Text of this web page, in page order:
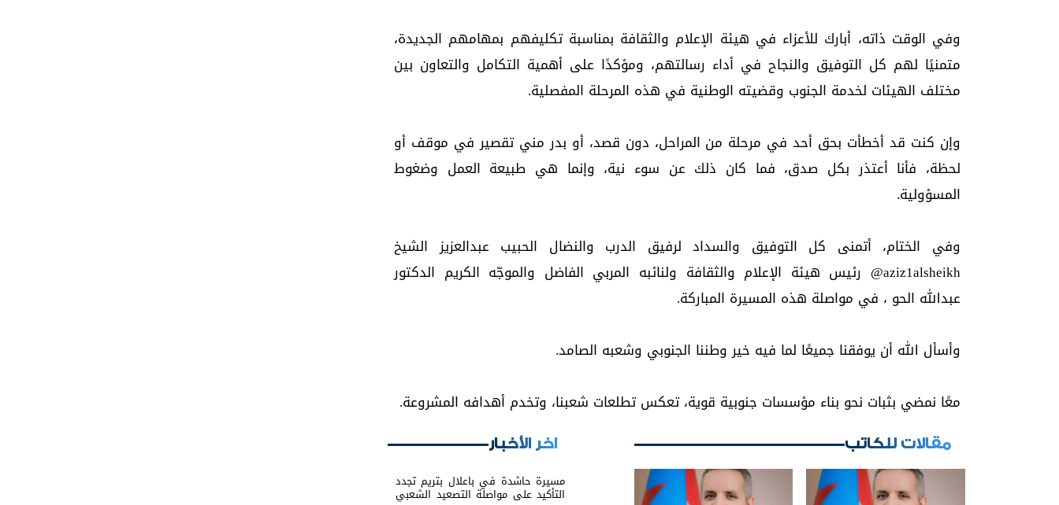
وفي الوقت ذاته، أبارك للأعزاء في هيئة الإعلام والثقافة بمناسبة تكليفهم بمهامهم الجديدة،
متمنيًا لهم كل التوفيق والنجاح في أداء رسالتهم، ومؤكدًا على أهمية التكامل والتعاون بين
مختلف الهيئات لخدمة الجنوب وقضيته الوطنية في هذه المرحلة المفصلية.
وإن كنت قد أخطأت بحق أحد في مرحلة من المراحل، دون قصد، أو بدر مني تقصير في موقف أو
لحظة، فأنا أعتذر بكل صدق، فما كان ذلك عن سوء نية، وإنما هي طبيعة العمل وضغوط
المسؤولية.
وفي الختام، أتمنى كل التوفيق والسداد لرفيق الدرب والنضال الحبيب عبدالعزيز الشيخ
‎@aziz1alsheikh رئيس هيئة الإعلام والثقافة ولنائبه المربي الفاضل والموجّه الكريم الدكتور
عبدالله الحو ، في مواصلة هذه المسيرة المباركة.
وأسأل الله أن يوفقنا جميعًا لما فيه خير وطننا الجنوبي وشعبه الصامد.
معًا نمضي بثبات نحو بناء مؤسسات جنوبية قوية، تعكس تطلعات شعبنا، وتخدم أهدافه المشروعة.
مقالات للكاتب اخر الأخبار
مسيرة حاشدة في باعلال بتريم تجدد
التأكيد على مواصلة التصعيد الشعبي